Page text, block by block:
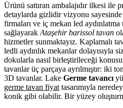
Ürünü sattıran ambalajıdır ilkesi ile
detaylarda gizlidir vizyonu
firmaları ve iç mekan led aydınlatma
sağlayarak Ataşehir barissol tavan
hizmetler sunmaktayız. Kaplamalı
ledli aydınlık mekanlar dolayısıyla
dokularla nasıl birleştirileceği
tavanlar üç parçaya ayrılmıştır: iki
3D tavanlar. Lake Germe tavancı
germe tavan fiyat tasarımıyla
konik gibi olabilir. Bir yüzey